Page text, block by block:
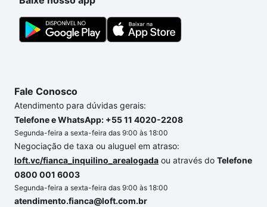
Fale Conosco
Atendimento para dúvidas gerais:
Telefone e WhatsApp: +55 11 4020-2208
Segunda-feira a sexta-feira das 9:00 às 18:00
Negociação de taxa ou aluguel em atraso:
loft.vc/fianca_inquilino_arealogada ou através do Telefone
0800 001 6003
Segunda-feira a sexta-feira das 9:00 às 18:00
atendimento.fianca@loft.com.br